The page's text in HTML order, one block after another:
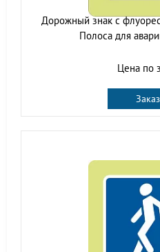
Дорожный знак с
Полоса для
Цена по